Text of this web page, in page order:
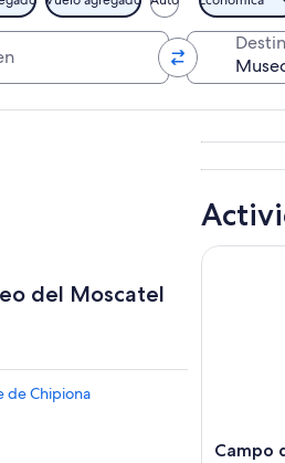
del Moscatel
de Chipiona
Campo
Campo